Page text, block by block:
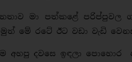
මා පත්කළේ පරිප්පුවල
මේ රටේ ඊට වඩා වැඩි
අහපු දවසෙ ඉඳලා